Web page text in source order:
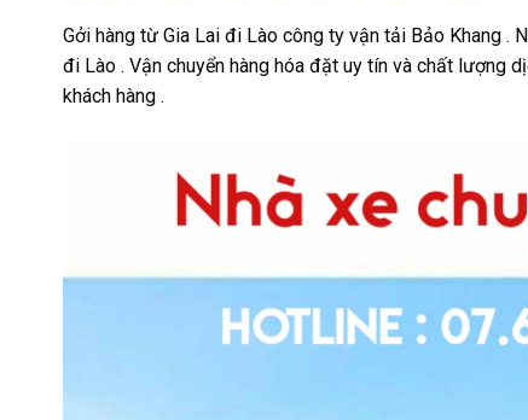
Gởi hàng từ Gia Lai đi Lào công ty vận tải Bảo Khang .
đi Lào . Vận chuyển hàng hóa đặt uy tín và chất lượng
khách hàng .